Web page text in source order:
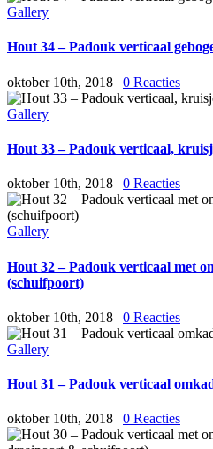
Gallery
Hout 34 – Padouk verticaal
oktober 10th, 2018 | 0 Reacties
Gallery
Hout 33 – Padouk verticaal,
oktober 10th, 2018 | 0 Reacties
Gallery
Hout 32 – Padouk verticaal met
(schuifpoort)
oktober 10th, 2018 | 0 Reacties
Gallery
Hout 31 – Padouk verticaal
oktober 10th, 2018 | 0 Reacties